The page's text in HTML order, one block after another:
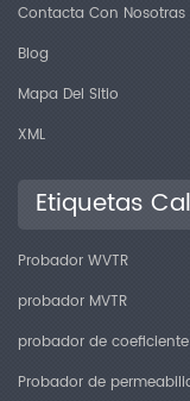
Contacta Con Nosotras
Blog
Mapa Del Sitio
XML
Etiquetas
Probador WVTR
probador MVTR
probador de
Probador de